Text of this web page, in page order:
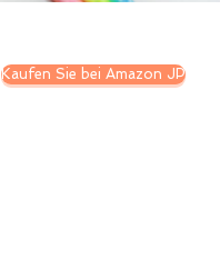
Kaufen Sie bei Amazon JP